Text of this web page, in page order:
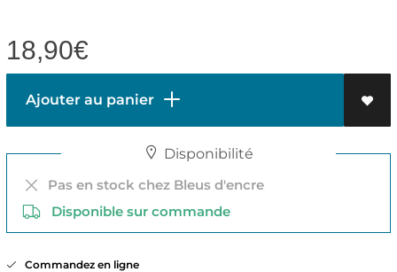
18,90€
Ajouter au panier
Disponibilité
Pas en stock chez Bleus d'encre
Disponible sur commande
Commandez en ligne